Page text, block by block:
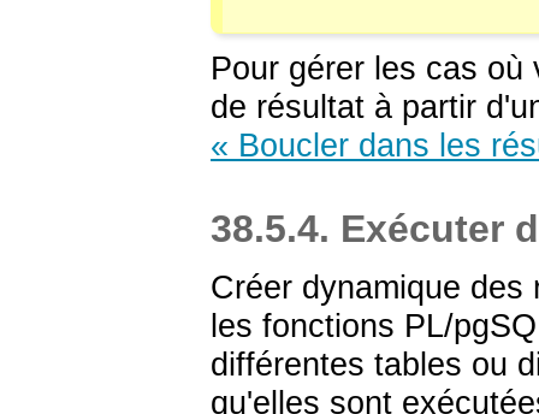
Pour gérer les cas
de résultat à partir
« Boucler dans les
38.5.4. Exécuter
Créer dynamique des
les fonctions PL/
différentes tables ou
qu'elles sont